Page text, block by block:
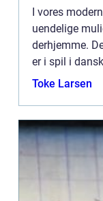
I vores
uendelige
derhjemme.
er i spil i
stund med
Toke Larsen